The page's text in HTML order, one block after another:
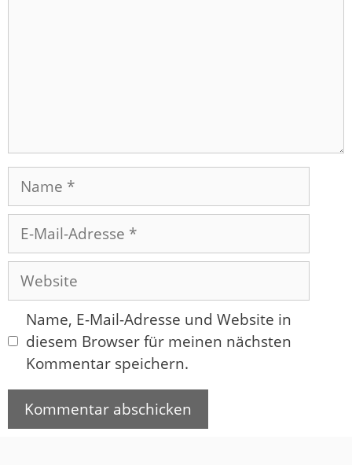
Name
Mail-
Adresse
Website
Name, E-Mail-Adresse und Website in
diesem Browser für meinen nächsten
Kommentar speichern.